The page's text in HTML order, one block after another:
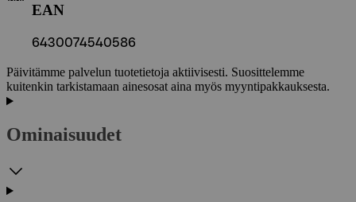
EAN
6430074540586
Päivitämme palvelun tuotetietoja aktiivisesti. Suosittelemme
kuitenkin tarkistamaan ainesosat aina myös myyntipakkauksesta.
Ominaisuudet